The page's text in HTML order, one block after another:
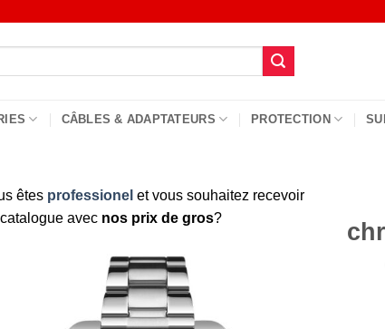
CÂBLES & ADAPTATEURS PROTECTION
êtes professionel et vous souhaitez recevoir
avec nos prix de gros?